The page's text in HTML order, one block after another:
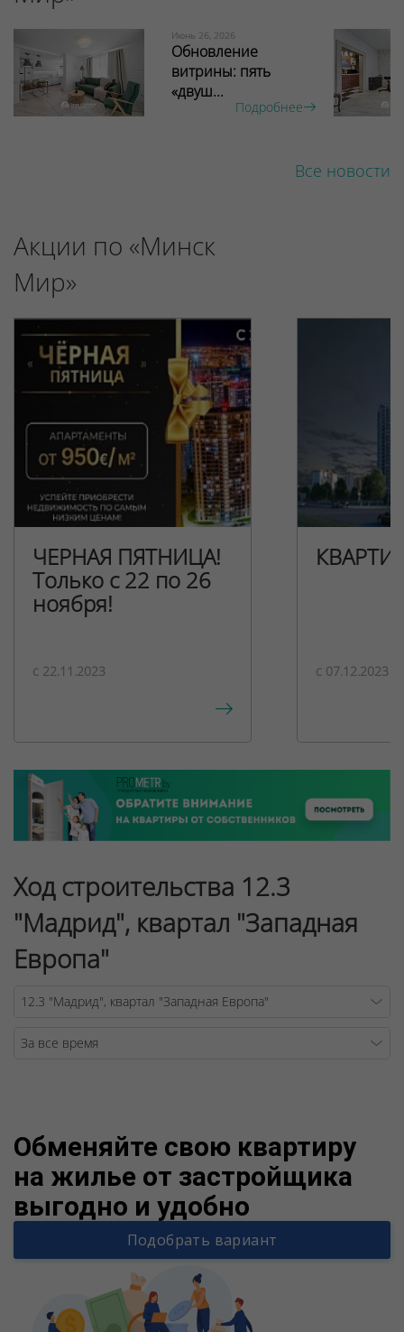
Июнь 26, 2026
Обновление
витрины: пять
«двуш...
Подробнее
Все новости
Акции по «Минск
Мир»
ЧЕРНАЯ ПЯТНИЦА!
Только с 22 по 26
ноября!
c 22.11.2023 c 07.12.2023
Ход строительства 12.3
"Мадрид", квартал "Западная
Европа"
Обменяйте свою квартиру
на жилье от застройщика
выгодно и удобно
Подобрать вариант